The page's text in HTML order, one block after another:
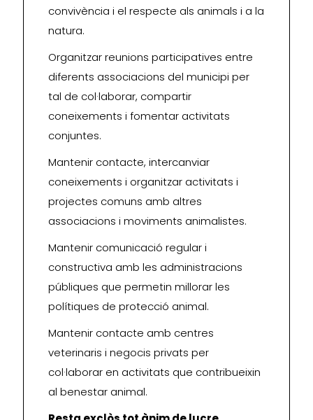
convivència i el respecte als animals i a la
natura.
Organitzar reunions participatives entre
diferents associacions del municipi per
tal de col·laborar, compartir
coneixements i fomentar activitats
conjuntes.
Mantenir contacte, intercanviar
coneixements i organitzar activitats i
projectes comuns amb altres
associacions i moviments animalistes.
Mantenir comunicació regular i
constructiva amb les administracions
públiques que permetin millorar les
polítiques de protecció animal.
Mantenir contacte amb centres
veterinaris i negocis privats per
col·laborar en activitats que contribueixin
al benestar animal.